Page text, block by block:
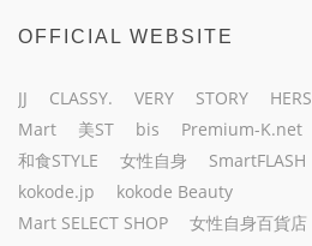
OFFICIAL WEBSITE
JJ CLASSY. VERY STORY
HERS
Mart
美ST bis
Premium-K.net
和食STYLE
女性自身 SmartFLASH
kokode.jp
kokode Beauty
Mart SELECT SHOP
女性自身百貨店